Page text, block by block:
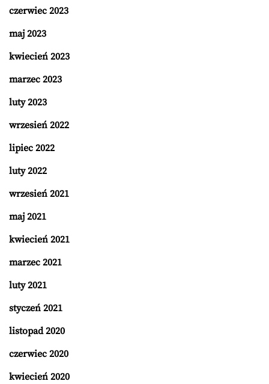
czerwiec 2023
maj 2023
kwiecień 2023
marzec 2023
luty 2023
wrzesień 2022
lipiec 2022
luty 2022
wrzesień 2021
maj 2021
kwiecień 2021
marzec 2021
luty 2021
styczeń 2021
listopad 2020
czerwiec 2020
kwiecień 2020